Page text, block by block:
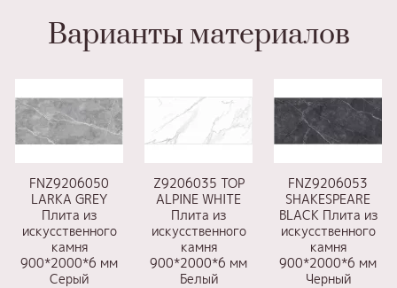
Варианты материалов
FNZ9206050
LARKA GREY
Плита из
искусственного
камня
900*2000*6 мм
Серый
Z9206035 TOP
ALPINE WHITE
Плита из
искусственного
камня
900*2000*6 мм
Белый
FNZ9206053
SHAKESPEARE
BLACK Плита из
искусственного
камня
900*2000*6 мм
Черный